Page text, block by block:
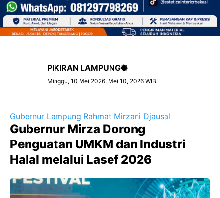
PIKIRAN LAMPUNG
Minggu, 10 Mei 2026, Mei 10, 2026 WIB
Gubernur Lampung Rahmat Mirzani Djausal
Gubernur Mirza Dorong
Penguatan UMKM dan Industri
Halal melalui Lasef 2026